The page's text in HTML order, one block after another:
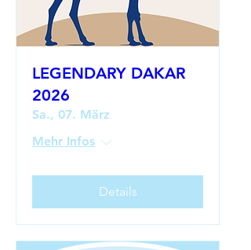
LEGENDARY DAKAR
2026
Sa., 07. März
Mehr Infos
Details